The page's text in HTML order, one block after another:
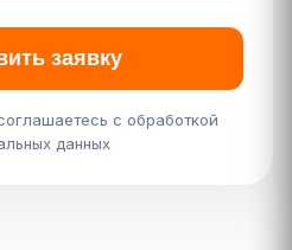
заявку
с обработкой
данных